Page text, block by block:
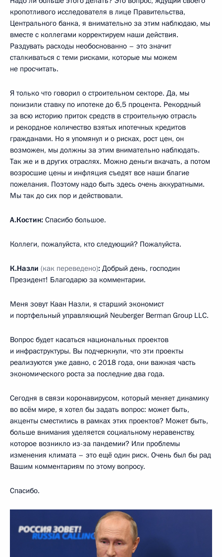
кропотливого исследователя в лице Правительства,
Центрального банка, я внимательно за этим наблюдаю, мы
вместе с коллегами корректируем наши действия.
Раздувать расходы необоснованно – это значит
сталкиваться с теми рисками, которые мы можем
не просчитать.
Я только что говорил о строительном секторе. Да, мы
понизили ставку по ипотеке до 6,5 процента. Рекордный
за всю историю приток средств в строительную отрасль
и рекордное количество взятых ипотечных кредитов
гражданами. Но я упомянул и о рисках, рост цен, он
возможен, мы должны за этим внимательно наблюдать.
Так же и в других отраслях. Можно деньги вкачать, а потом
возросшие цены и инфляция съедят все наши благие
пожелания. Поэтому надо быть здесь очень аккуратными.
Мы так до сих пор и действовали.
А.Костин: Спасибо большое.
Коллеги, пожалуйста, кто следующий? Пожалуйста.
К.Назли (как переведено): Добрый день, господин
Президент! Благодарю за комментарии.
Меня зовут Каан Назли, я старший экономист
и портфельный управляющий Neuberger Berman Group LLC.
Вопрос будет касаться национальных проектов
и инфраструктуры. Вы подчеркнули, что эти проекты
реализуются уже давно, с 2018 года, они важная часть
экономического роста за последние два года.
Сегодня в связи коронавирусом, который меняет динамику
во всём мире, я хотел бы задать вопрос: может быть,
акценты сместились в рамках этих проектов? Может быть,
больше внимания уделяется социальному неравенству,
которое возникло из-за пандемии? Или проблемы
изменения климата – это ещё один риск. Очень был бы рад
Вашим комментариям по этому вопросу.
Спасибо.